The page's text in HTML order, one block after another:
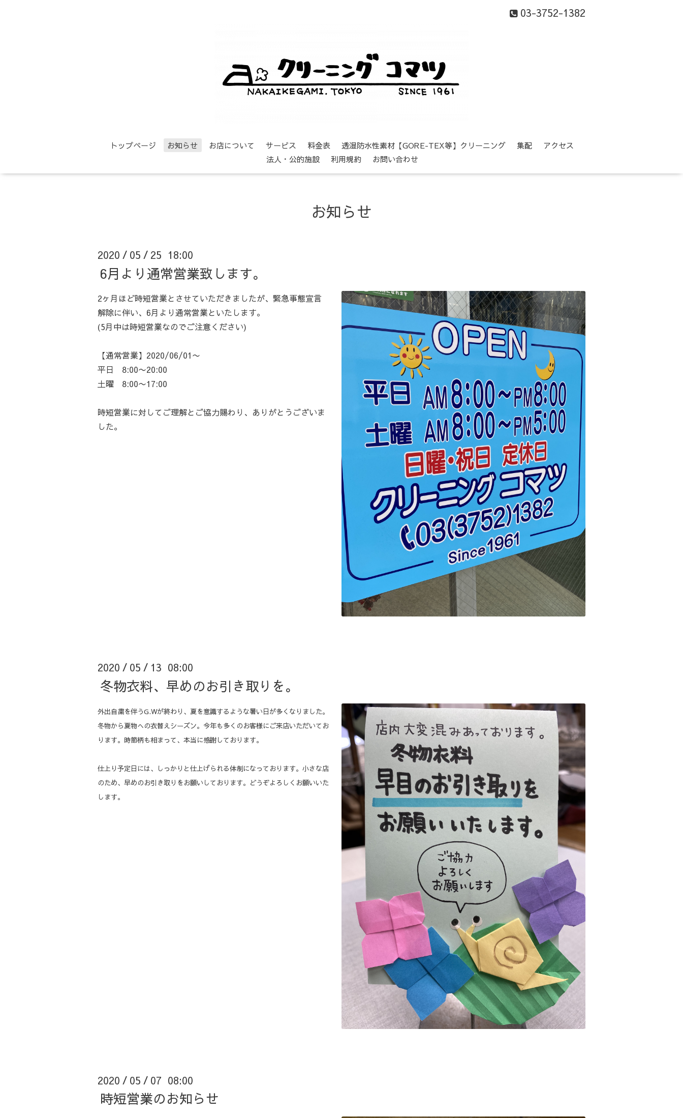
03-3752-1382
トップページ お知らせ お店について サービス 料金表 透湿防水性素材【GORE-TEX等】クリーニング 集配
アクセス
法人・公的施設
利用規約 お問い合わせ
お知らせ
2020 / 05 / 25 18:00
6月より通常営業致します。
2ヶ月ほど時短営業とさせていただきましたが、緊急事態宣言
解除に伴い、6月より通常営業といたします。
(5月中は時短営業なのでご注意ください)
【通常営業】2020/06/01〜
平日 8:00〜20:00
土曜 8:00〜17:00
時短営業に対してご理解とご協力賜わり、ありがとうございま
した。
2020 / 05 / 13 08:00
冬物衣料、早めのお引き取りを。
外出自粛を伴うG.Wが終わり、夏を意識するような暑い日が多くなりました。
冬物から夏物への衣替えシーズン。 今年も多くのお客様にご来店いただいてお
ります。時節柄も相まって、本当に感謝しております。
仕上り予定日には、しっかりと仕上げられる体制になっております。小さな店
のため、早めのお引き取りをお願いしております。どうぞよろしくお願いいた
します。
2020 / 05 / 07 08:00
時短営業のお知らせ